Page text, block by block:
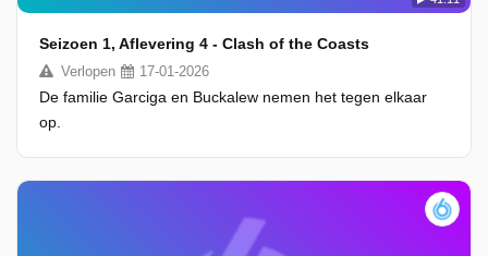
Seizoen 1, Aflevering 4 - Clash of the Coasts
Verlopen 17-01-2026
De familie Garciga en Buckalew nemen het tegen elkaar
op.